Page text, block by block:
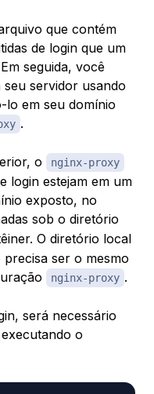
que contém
de login que um
seguida, você
servidor usando
lo em seu domínio
.
o nginx-proxy
login estejam em um
exposto, no
sob o diretório
O diretório local
ser o mesmo
nginx-proxy .
será necessário
o